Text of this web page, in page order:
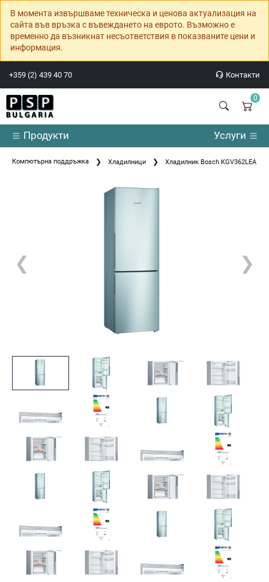
В момента извършваме техническа и ценова актуализация на
сайта във връзка с въвеждането на еврото. Възможно е
временно да възникнат несъответствия в показваните цени и
информация.
+359 (2) 439 40 70 Контакти
0
Продукти Услуги
Компютърна поддръжка Хладилници Хладилник Bosch KGV362LEA
❮ ❯